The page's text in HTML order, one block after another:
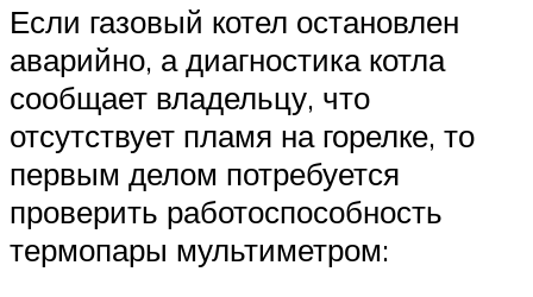
Если газовый котел остановлен
аварийно, а диагностика котла
сообщает владельцу, что
отсутствует пламя на горелке, то
первым делом потребуется
проверить работоспособность
термопары мультиметром: